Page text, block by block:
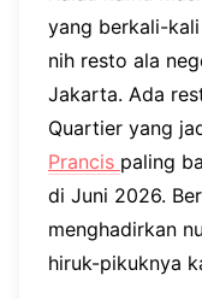
yang berkali-
nih resto ala
Jakarta. Ada
Quartier yang
Prancis paling
di Juni 2026.
menghadirkan
hiruk-pikuknya